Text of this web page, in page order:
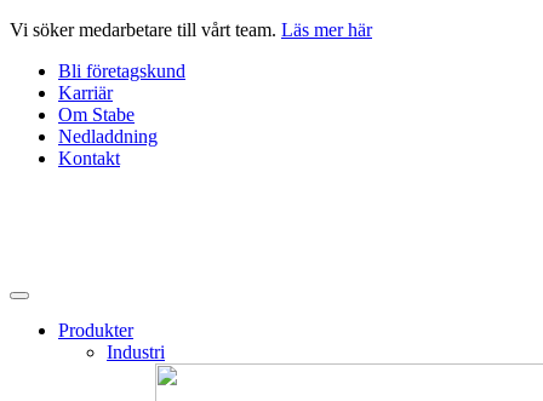
Hoppa
innehåll
Vi söker medarbetare till vårt team. Läs mer här
Bli företagskund
Karriär
Om Stabe
Nedladdning
Kontakt
Produkter
Industri